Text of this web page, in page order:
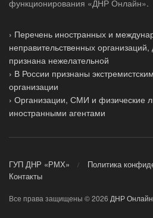
функционирования «ДНР Онлайн».
› Перечень иностранных и
неправительственных организаций,
признана нежелательной
› В России признаны
организации
› Организации, СМИ и физические
иностранными агентами
ГУП ДНР «РМХ»
Политика
Контакты
Все права защищены © 2026 ДНР Онлайн